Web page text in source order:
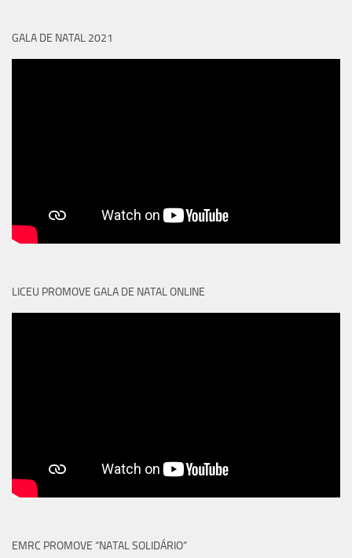
GALA DE NATAL 2021
LICEU PROMOVE GALA DE NATAL ONLINE
EMRC PROMOVE “NATAL SOLIDÁRIO”